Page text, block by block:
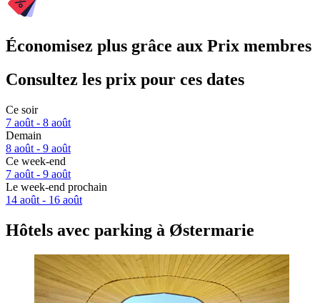
Économisez plus grâce aux Prix membres
Consultez les prix pour ces dates
Ce soir
7 août - 8 août
Demain
8 août - 9 août
Ce week-end
7 août - 9 août
Le week-end prochain
14 août - 16 août
Hôtels avec parking à Østermarie